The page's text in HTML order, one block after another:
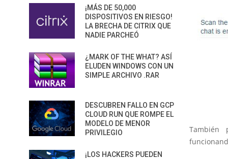
También
¡MÁS DE 50,000
DISPOSITIVOS EN RIESGO!
LA BRECHA DE CITRIX QUE
NADIE PARCHEÓ
¿MARK OF THE WHAT? ASÍ
ELUDEN WINDOWS CON UN
SIMPLE ARCHIVO .RAR
DESCUBREN FALLO EN GCP
CLOUD RUN QUE ROMPE EL
MODELO DE MENOR
PRIVILEGIO
¡LOS HACKERS PUEDEN